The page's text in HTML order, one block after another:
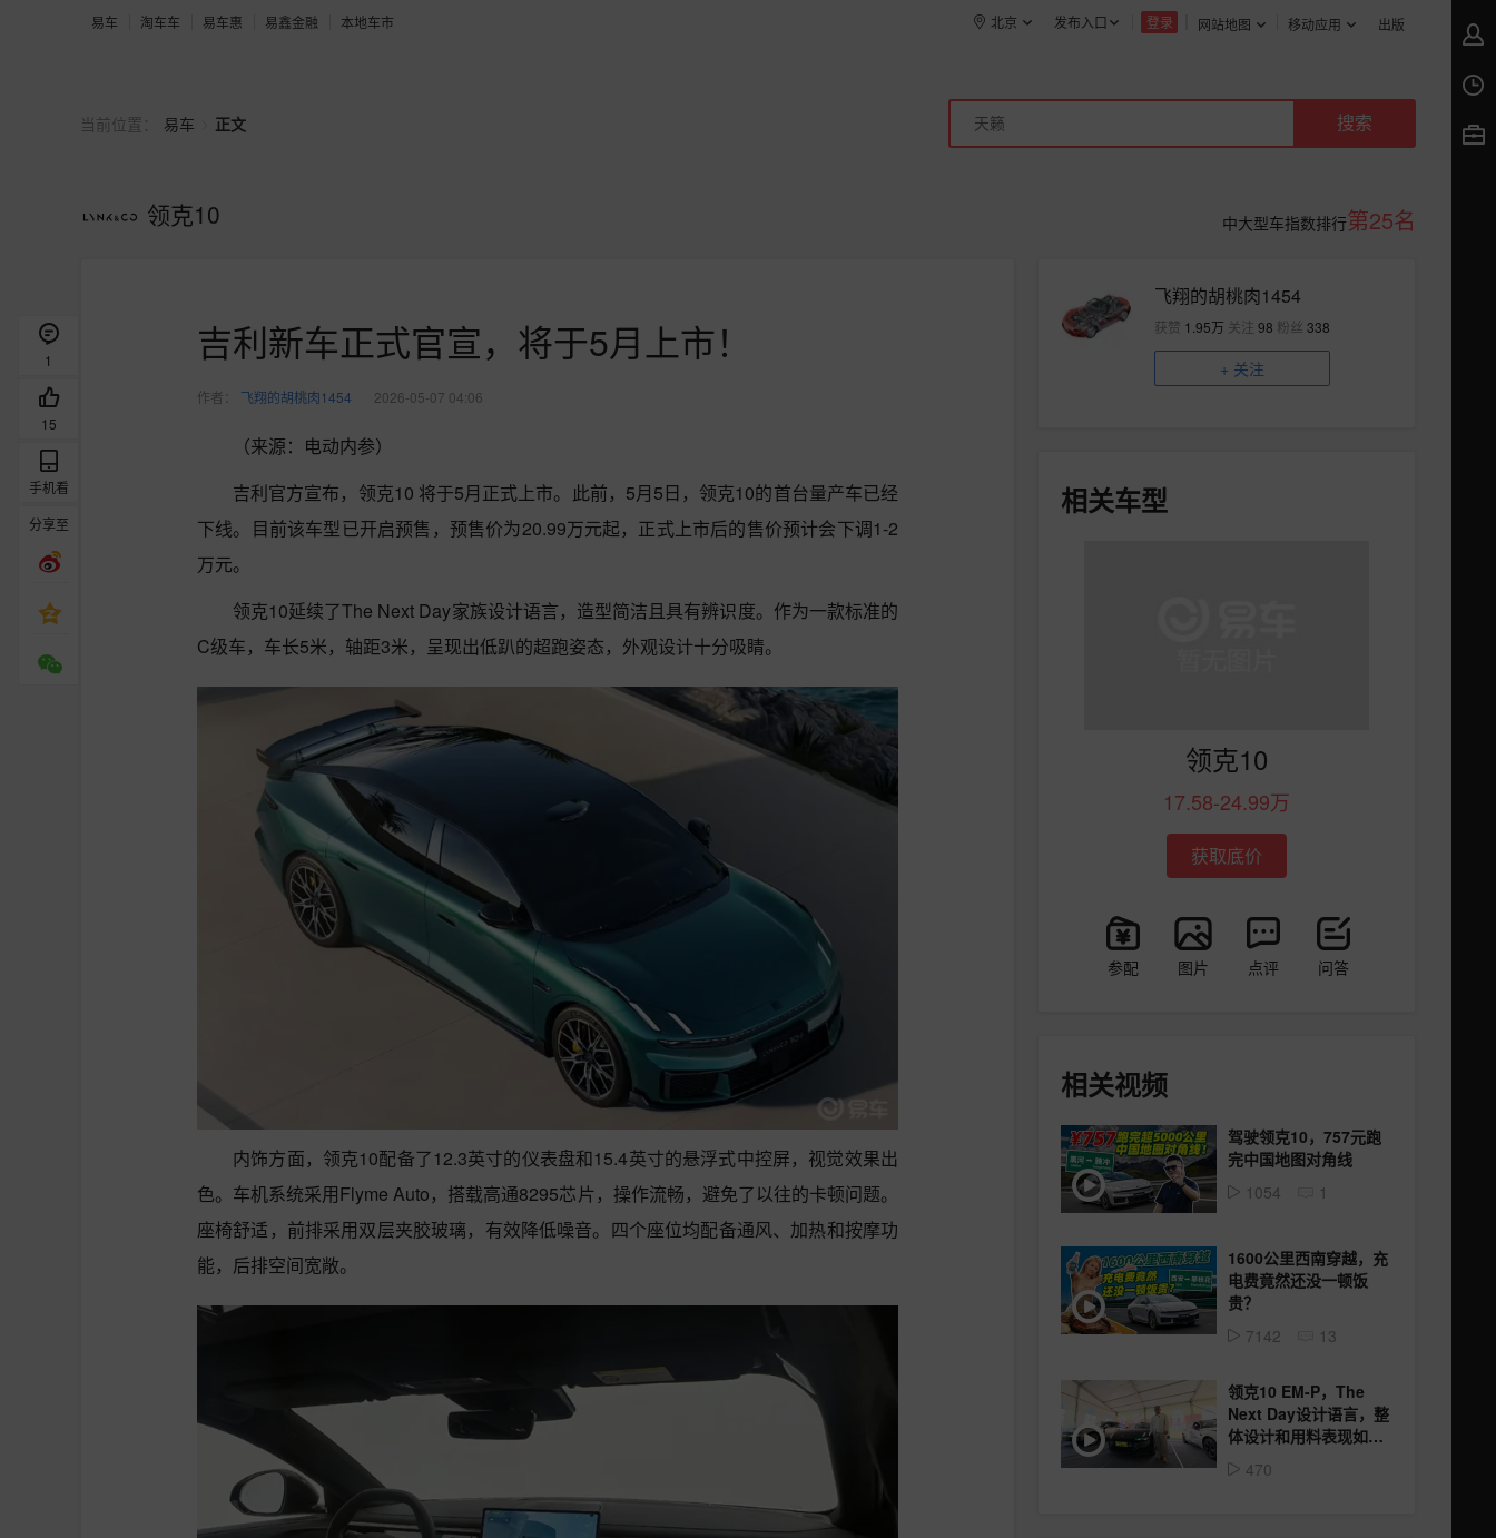
易车 淘车车 易车惠 易鑫金融 本地车市 网站地图 移动应用 出版
登录
发布入口
北京
当前位置： 易车 正文
领克10 中大型车指数排行第25名
1
15
手机看
分享至
吉利新车正式官宣，将于5月上市！
作者： 飞翔的胡桃肉1454 2026-05-07 04:06
（来源：电动内参）
吉利官方宣布，领克10 将于5月正式上市。此前，5月5日，领克10的首台量产车已经
下线。目前该车型已开启预售，预售价为20.99万元起，正式上市后的售价预计会下调1-2
万元。
领克10延续了The Next Day家族设计语言，造型简洁且具有辨识度。作为一款标准的
C级车，车长5米，轴距3米，呈现出低趴的超跑姿态，外观设计十分吸睛。
内饰方面，领克10配备了12.3英寸的仪表盘和15.4英寸的悬浮式中控屏，视觉效果出
色。车机系统采用Flyme Auto，搭载高通8295芯片，操作流畅，避免了以往的卡顿问题。
座椅舒适，前排采用双层夹胶玻璃，有效降低噪音。四个座位均配备通风、加热和按摩功
能，后排空间宽敞。
飞翔的胡桃肉1454
获赞 1.95万 关注 98 粉丝 338
+ 关注
相关车型
领克10
17.58-24.99万
获取底价
参配 图片 点评 问答
相关视频
驾驶领克10，757元跑
完中国地图对角线
1054
1
1600公里西南穿越，充
电费竟然还没一顿饭
贵？
7142
13
领克10 EM-P，The
Next Day设计语言，整
体设计和用料表现如
何？470